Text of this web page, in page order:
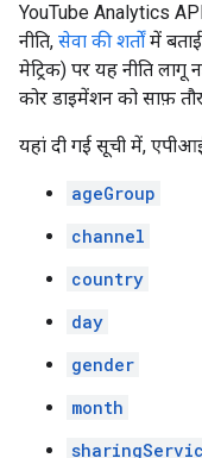
YouTube Analytics
नीति, सेवा की शर्तोंमें
मेट्रिक) पर यह नीति लागू
कोर डाइमेंशन को साफ़
यहां दी गई सूची में,
ageGroup
channel
country
day
gender
month